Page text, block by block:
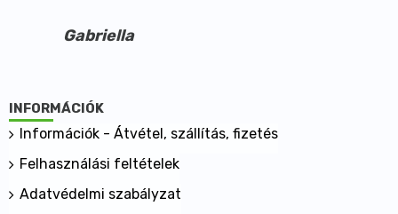
Gabriella
INFORMÁCIÓK
Információk - Átvétel, szállítás, fizetés
Felhasználási feltételek
Adatvédelmi szabályzat